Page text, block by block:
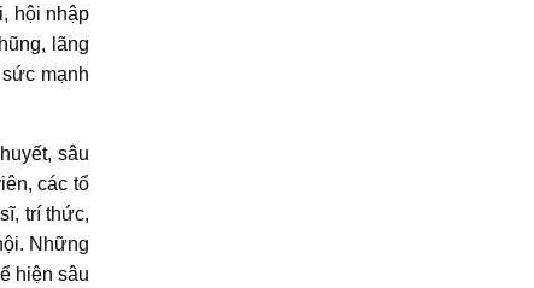
hội nhập
lãng
mạnh
sâu
các tổ
trí thức,
Những
hiện sâu